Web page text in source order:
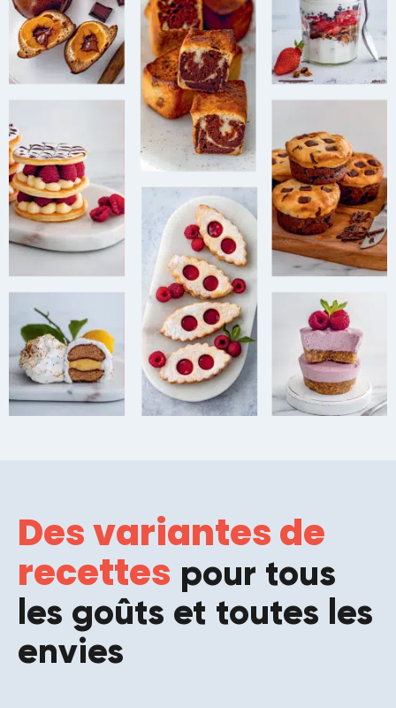
Des variantes de
recettes pour tous
les goûts et toutes les
envies